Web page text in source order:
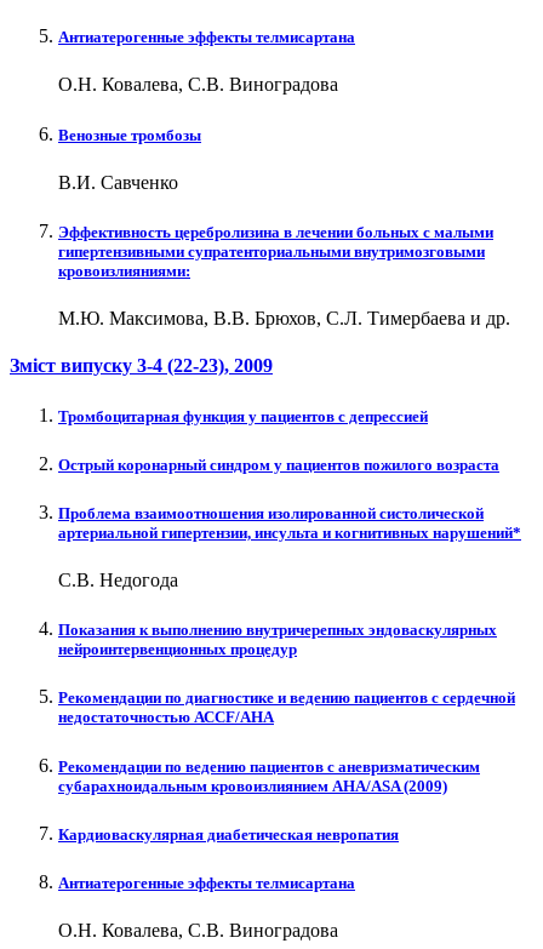
Антиатерогенные эффекты телмисартана
О.Н. Ковалева, С.В. Виноградова
Венозные тромбозы
В.И. Савченко
Эффективность церебролизина в лечении больных с малыми
гипертензивными супратенториальными внутримозговыми
кровоизлияниями:
М.Ю. Максимова, В.В. Брюхов, С.Л. Тимербаева и др.
Зміст випуску 3-4 (22-23), 2009
Тромбоцитарная функция у пациентов с депрессией
Острый коронарный синдром у пациентов пожилого возраста
Проблема взаимоотношения изолированной систолической
артериальной гипертензии, инсульта и когнитивных нарушений*
С.В. Недогода
Показания к выполнению внутричерепных эндоваскулярных
нейроинтервенционных процедур
Рекомендации по диагностике и ведению пациентов с сердечной
недостаточностью АССF/AHA
Рекомендации по ведению пациентов с аневризматическим
субарахноидальным кровоизлиянием AHA/ASA (2009)
Кардиоваскулярная диабетическая невропатия
Антиатерогенные эффекты телмисартана
О.Н. Ковалева, С.В. Виноградова